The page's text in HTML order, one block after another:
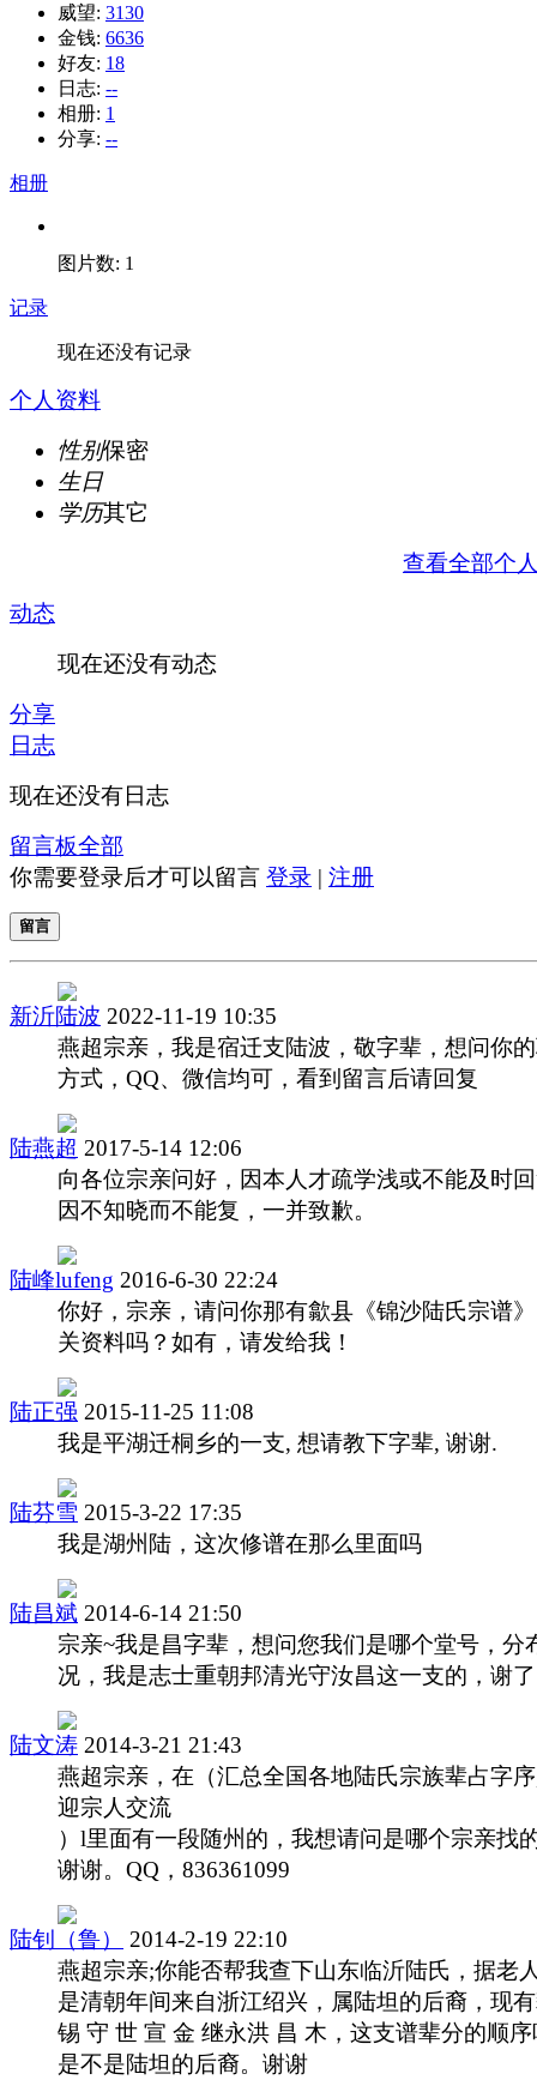
威望: 3130
金钱: 6636
好友: 18
日志: --
相册: 1
分享: --
相册
图片数: 1
记录
现在还没有记录
个人资料
性别保密
生日
学历其它
查看全部个
动态
现在还没有动态
分享
日志
现在还没有日志
留言板全部
你需要登录后才可以留言 登录 | 注册
留言
新沂陆波 2022-11-19 10:35
燕超宗亲，我是宿迁支陆波，敬字辈，想问你
方式，QQ、微信均可，看到留言后请回复
陆燕超 2017-5-14 12:06
向各位宗亲问好，因本人才疏学浅或不能及时
因不知晓而不能复，一并致歉。
陆峰lufeng 2016-6-30 22:24
你好，宗亲，请问你那有歙县《锦沙陆氏宗谱
关资料吗？如有，请发给我！
陆正强 2015-11-25 11:08
我是平湖迁桐乡的一支, 想请教下字辈, 谢谢.
陆芬雪 2015-3-22 17:35
我是湖州陆，这次修谱在那么里面吗
陆昌斌 2014-6-14 21:50
宗亲~我是昌字辈，想问您我们是哪个堂号，分
况，我是志士重朝邦清光守汝昌这一支的，谢了
陆文涛 2014-3-21 21:43
燕超宗亲，在（汇总全国各地陆氏宗族辈占字
迎宗人交流
）l里面有一段随州的，我想请问是哪个宗亲找
谢谢。QQ，836361099
陆钊（鲁）
2014-2-19 22:10
燕超宗亲;你能否帮我查下山东临沂陆氏，据老
是清朝年间来自浙江绍兴，属陆坦的后裔，现
锡 守 世 宣 金 继永洪 昌 木，这支谱辈分的顺
是不是陆坦的后裔。谢谢